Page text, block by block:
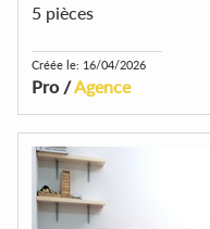
5 pièces
Créée le: 16/04/2026
Pro /Agence